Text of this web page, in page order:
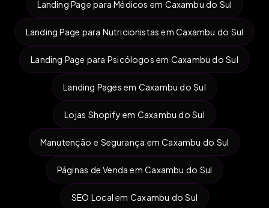
Landing Page para Médicos em Caxambu do Sul
Landing Page para Nutricionistas em Caxambu do Sul
Landing Page para Psicólogos em Caxambu do Sul
Landing Pages em Caxambu do Sul
Lojas Shopify em Caxambu do Sul
Manutenção e Segurança em Caxambu do Sul
Páginas de Venda em Caxambu do Sul
SEO Local em Caxambu do Sul